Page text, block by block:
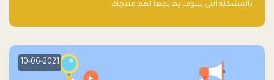
بالمشكلة التي سوف يعالجها لهم منتجك.
10-06-2021